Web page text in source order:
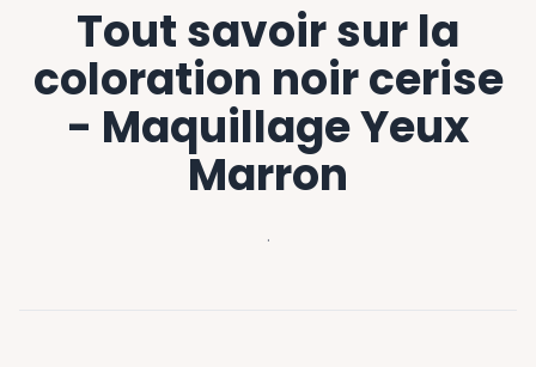
Tout savoir sur la
coloration noir cerise
- Maquillage Yeux
Marron
·